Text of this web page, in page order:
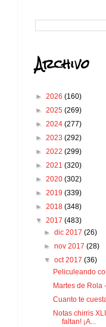
Archivo
► 2026 (160)
► 2025 (269)
► 2024 (277)
► 2023 (292)
► 2022 (299)
► 2021 (320)
► 2020 (302)
► 2019 (339)
► 2018 (348)
▼ 2017 (483)
►dic 2017(26)
►nov 2017(28)
▼oct 2017(36)
Peliculeando
Martes de Rola
Cuanto te
Notas chirris
faltan! ¡A...